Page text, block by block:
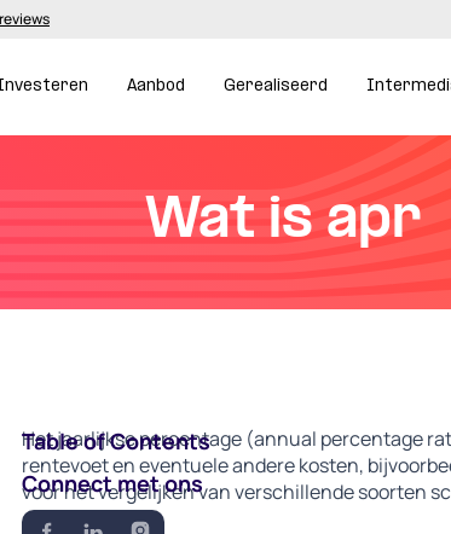
Aanbod Gerealiseerd
Wat is apr
Table of Contents
Connect met ons
Het jaarlijkse percentage (annual percentage
rentevoet en eventuele andere kosten,
voor het vergelijken van verschillende soorten